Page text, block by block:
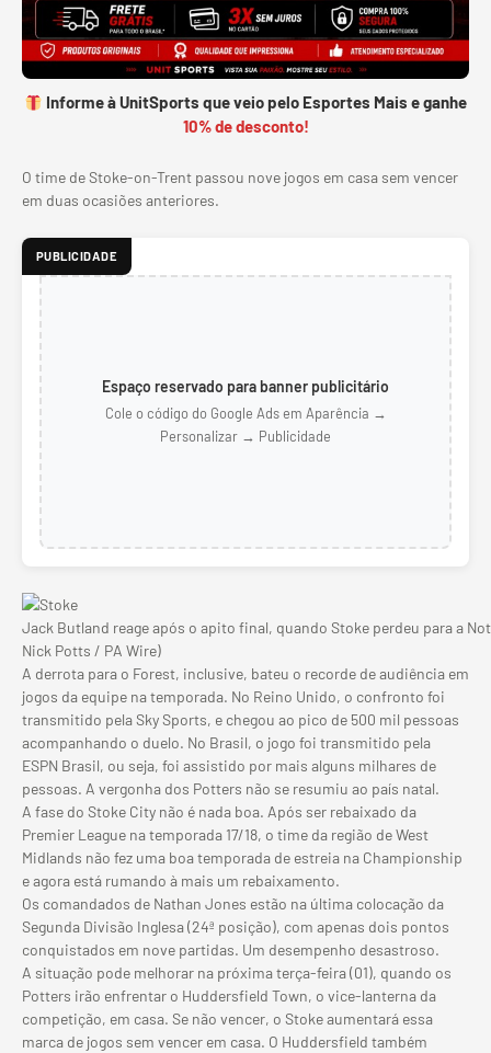
Informe à UnitSports que veio pelo Esportes Mais e ganhe
10% de desconto!
O time de Stoke-on-Trent passou nove jogos em casa sem vencer
em duas ocasiões anteriores.
PUBLICIDADE
Espaço reservado para banner publicitário
Cole o código do Google Ads em Aparência →
Personalizar → Publicidade
Jack Butland reage após o apito final, quando Stoke perdeu para a
Nick Potts / PA Wire)
A derrota para o Forest, inclusive, bateu o recorde de audiência em
jogos da equipe na temporada. No Reino Unido, o confronto foi
transmitido pela Sky Sports, e chegou ao pico de 500 mil pessoas
acompanhando o duelo. No Brasil, o jogo foi transmitido pela
ESPN Brasil, ou seja, foi assistido por mais alguns milhares de
pessoas. A vergonha dos Potters não se resumiu ao país natal.
A fase do Stoke City não é nada boa. Após ser rebaixado da
Premier League na temporada 17/18, o time da região de West
Midlands não fez uma boa temporada de estreia na Championship
e agora está rumando à mais um rebaixamento.
Os comandados de Nathan Jones estão na última colocação da
Segunda Divisão Inglesa (24ª posição), com apenas dois pontos
conquistados em nove partidas. Um desempenho desastroso.
A situação pode melhorar na próxima terça-feira (01), quando os
Potters irão enfrentar o Huddersfield Town, o vice-lanterna da
competição, em casa. Se não vencer, o Stoke aumentará essa
marca de jogos sem vencer em casa. O Huddersfield também